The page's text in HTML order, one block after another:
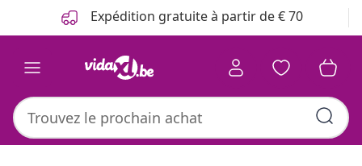
Expédition gratuite à partir de € 70